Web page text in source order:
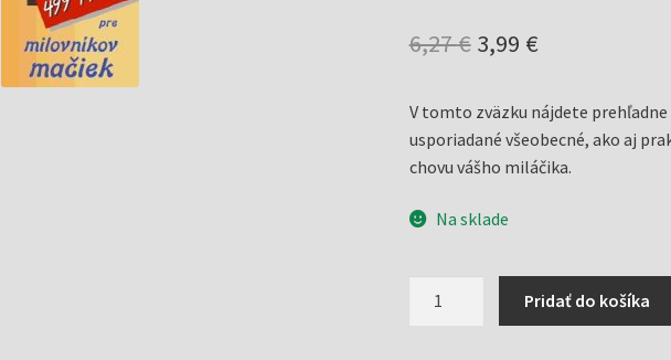
6,27€ Pôvodná
bola:
6,27 €.
3,99 €Aktuálna
je:
3,99 €.
V tomto zväzku nájdete
usporiadané všeobecné, ako aj
chovu vášho miláčika.
Na sklade
Pridať do košíka